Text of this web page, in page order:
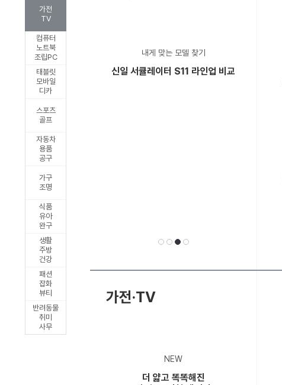
일
가전
TV
컴퓨터
노트북
조립PC
태블릿
모바일
디카
스포츠
골프
자동차
용품
공구
가구
조명
식품
유아
완구
생활
주방
건강
패션
잡화
뷰티
반려동물
취미
사무
내게 맞는 모델 찾기
신일 서큘레이터 S11 라인업 비교
가전·TV
NEW
더 얇고 똑똑해진